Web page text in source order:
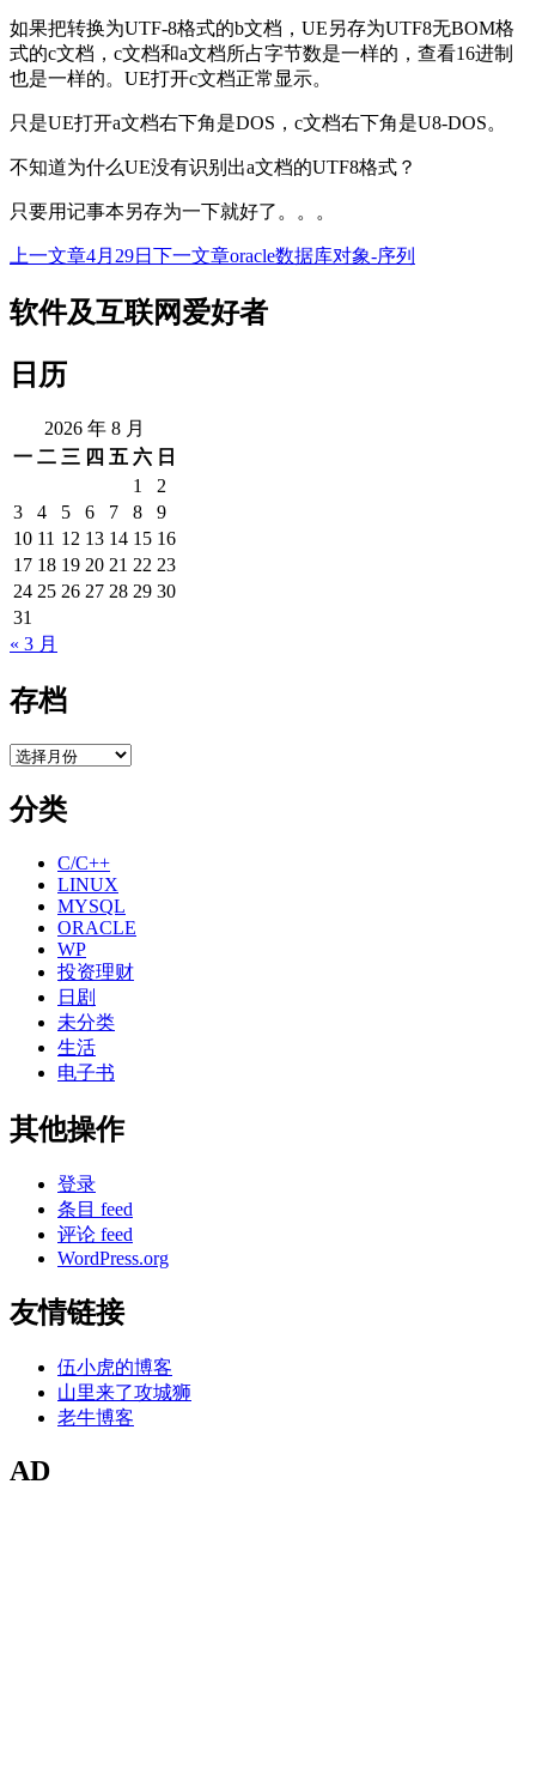
如果把转换为UTF-8格式的b文档，UE另存为UTF8无BOM格
式的c文档，c文档和a文档所占字节数是一样的，查看16进制
也是一样的。UE打开c文档正常显示。
只是UE打开a文档右下角是DOS，c文档右下角是U8-DOS。
不知道为什么UE没有识别出a文档的UTF8格式？
只要用记事本另存为一下就好了。。。
文
章
航
上一文章4月29日 下一文章oracle数据库对象-序列
软件及互联网爱好者
日历
2026 年 8 月
一 二 三 四 五 六 日
1
2
3
4 5 6 7 8
9
10 11 12 13 14 15 16
17 18 19 20 21 22 23
24 25 26 27 28 29 30
31
« 3 月
存档
存
分类
C/C++
LINUX
MYSQL
ORACLE
WP
投资理财
日剧
未分类
生活
电子书
其他操作
登录
条目 feed
评论 feed
WordPress.org
友情链接
伍小虎的博客
山里来了攻城狮
老牛博客
AD